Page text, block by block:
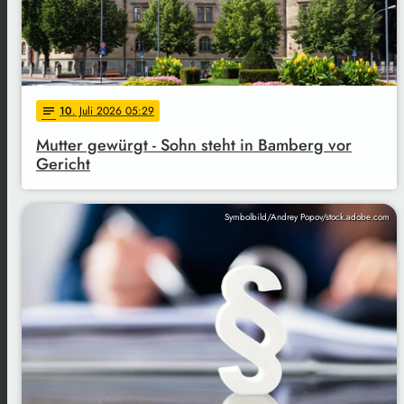
notes 10. Juli 2026 05:29
Mutter gewürgt - Sohn steht in Bamberg vor
Gericht
Symbolbild/Andrey Popov/stock.adobe.com